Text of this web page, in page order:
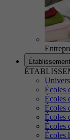
Écoles
Écoles
Écoles
Écoles
Écoles
Écoles